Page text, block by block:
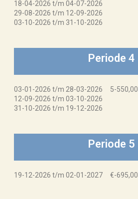
18-04-2026 t/m 04-07-2026
29-08-2026 t/m 12-09-2026
03-10-2026 t/m 31-10-2026
Periode 4
03-01-2026 t/m 28-03-2026 5-550,00
12-09-2026 t/m 03-10-2026
31-10-2026 t/m 19-12-2026
Periode 5
19-12-2026 t/m 02-01-2027 €-695,00